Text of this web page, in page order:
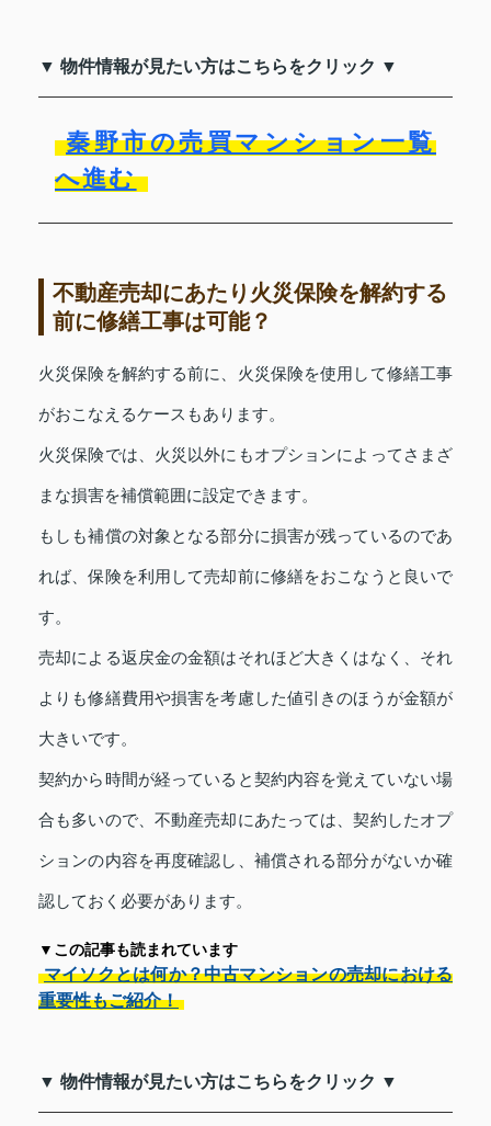
▼ 物件情報が見たい方はこちらをクリック ▼
秦野市の売買マンション一覧
へ進む
不動産売却にあたり火災保険を解約する
前に修繕工事は可能？
火災保険を解約する前に、火災保険を使用して修繕工事
がおこなえるケースもあります。
火災保険では、火災以外にもオプションによってさまざ
まな損害を補償範囲に設定できます。
もしも補償の対象となる部分に損害が残っているのであ
れば、保険を利用して売却前に修繕をおこなうと良いで
す。
売却による返戻金の金額はそれほど大きくはなく、それ
よりも修繕費用や損害を考慮した値引きのほうが金額が
大きいです。
契約から時間が経っていると契約内容を覚えていない場
合も多いので、不動産売却にあたっては、契約したオプ
ションの内容を再度確認し、補償される部分がないか確
認しておく必要があります。
▼この記事も読まれています
マイソクとは何か？中古マンションの売却における
重要性もご紹介！
▼ 物件情報が見たい方はこちらをクリック ▼